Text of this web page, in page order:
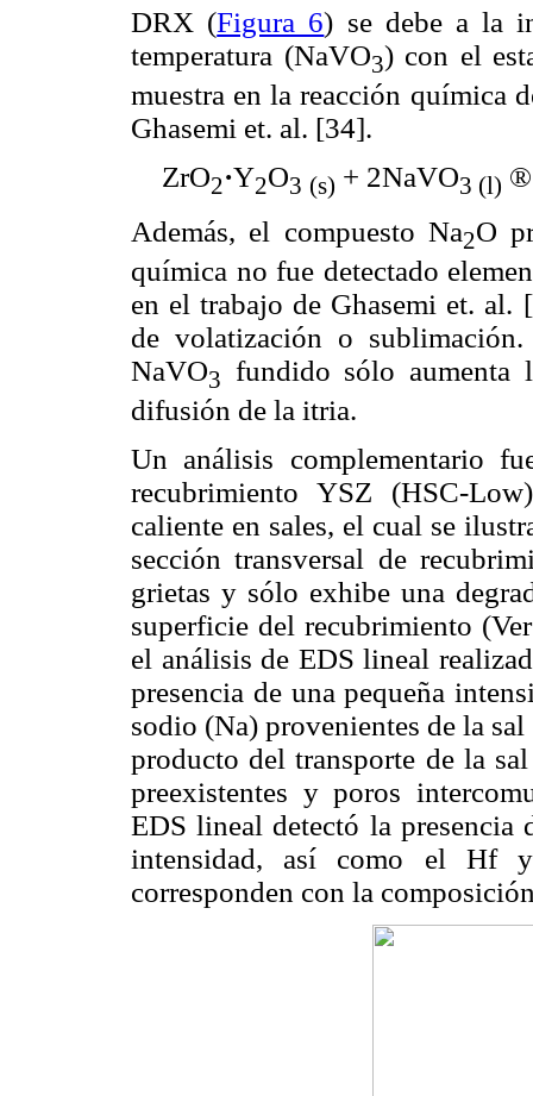
DRX (Figura 6) se debe a la
temperatura (NaVO3) con el
muestra en la reacción química
Ghasemi et. al. [34].
ZrO2·Y2O3 (s) + 2NaVO3 (l) ®
Además, el compuesto Na2O
química no fue detectado
en el trabajo de Ghasemi et. al.
de volatización o
NaVO3 fundido sólo
difusión de la itria.
Un análisis complementario
recubrimiento YSZ (HSC-
caliente en sales, el cual se
sección transversal de
grietas y sólo exhibe una
superficie del recubrimiento
el análisis de EDS lineal
presencia de una pequeña
sodio (Na) provenientes de la
producto del transporte de la
preexistentes y poros
EDS lineal detectó la presencia
intensidad, así como el Hf
corresponden con la